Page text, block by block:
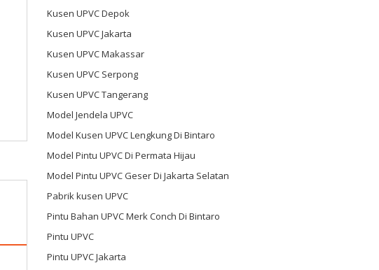
Kusen UPVC Depok
Kusen UPVC Jakarta
Kusen UPVC Makassar
Kusen UPVC Serpong
Kusen UPVC Tangerang
Model Jendela UPVC
Model Kusen UPVC Lengkung Di Bintaro
Model Pintu UPVC Di Permata Hijau
Model Pintu UPVC Geser Di Jakarta Selatan
Pabrik kusen UPVC
Pintu Bahan UPVC Merk Conch Di Bintaro
Pintu UPVC
Pintu UPVC Jakarta